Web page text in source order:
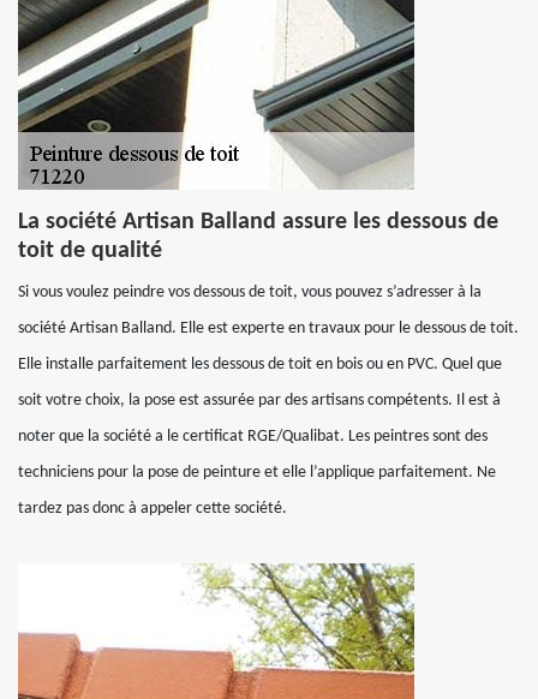
La société Artisan Balland assure les dessous de
toit de qualité
Si vous voulez peindre vos dessous de toit, vous pouvez s’adresser à la
société Artisan Balland. Elle est experte en travaux pour le dessous de toit.
Elle installe parfaitement les dessous de toit en bois ou en PVC. Quel que
soit votre choix, la pose est assurée par des artisans compétents. Il est à
noter que la société a le certificat RGE/Qualibat. Les peintres sont des
techniciens pour la pose de peinture et elle l’applique parfaitement. Ne
tardez pas donc à appeler cette société.